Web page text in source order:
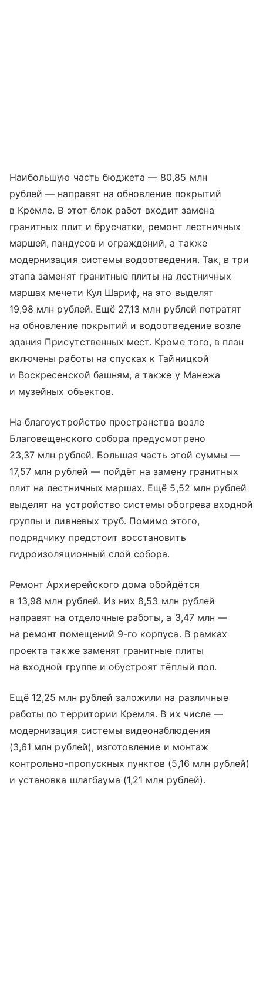
Наибольшую часть бюджета — 80,85 млн
рублей — направят на обновление покрытий
в Кремле. В этот блок работ входит замена
гранитных плит и брусчатки, ремонт лестничных
маршей, пандусов и ограждений, а также
модернизация системы водоотведения. Так, в три
этапа заменят гранитные плиты на лестничных
маршах мечети Кул Шариф, на это выделят
19,98 млн рублей. Ещё 27,13 млн рублей потратят
на обновление покрытий и водоотведение возле
здания Присутственных мест. Кроме того, в план
включены работы на спусках к Тайницкой
и Воскресенской башням, а также у Манежа
и музейных объектов.
На благоустройство пространства возле
Благовещенского собора предусмотрено
23,37 млн рублей. Большая часть этой суммы —
17,57 млн рублей — пойдёт на замену гранитных
плит на лестничных маршах. Ещё 5,52 млн рублей
выделят на устройство системы обогрева входной
группы и ливневых труб. Помимо этого,
подрядчику предстоит восстановить
гидроизоляционный слой собора.
Ремонт Архиерейского дома обойдётся
в 13,98 млн рублей. Из них 8,53 млн рублей
направят на отделочные работы, а 3,47 млн —
на ремонт помещений 9-го корпуса. В рамках
проекта также заменят гранитные плиты
на входной группе и обустроят тёплый пол.
Ещё 12,25 млн рублей заложили на различные
работы по территории Кремля. В их числе —
модернизация системы видеонаблюдения
(3,61 млн рублей), изготовление и монтаж
контрольно-пропускных пунктов (5,16 млн рублей)
и установка шлагбаума (1,21 млн рублей).